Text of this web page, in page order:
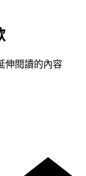
伸閱讀的內容